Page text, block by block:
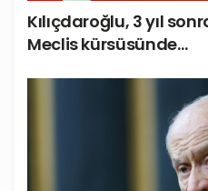
Kılıçdaroğlu, 3 yıl
Meclis kürsüsünde…